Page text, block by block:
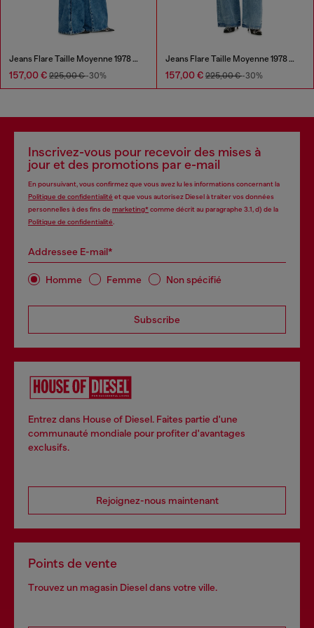
Jeans Flare Taille Moyenne 1978 D-Akemi
157,00 € 225,00 €-30%
Jeans Flare Taille Moyenne 1978 D-Akemi
157,00 € 225,00 €-30%
Inscrivez-vous pour recevoir des mises à
jour et des promotions par e-mail
En poursuivant, vous confirmez que vous avez lu les informations concernant la
Politique de confidentialité et que vous autorisez Diesel à traiter vos données
personnelles à des fins de marketing*comme décrit au paragraphe 3.1, d) de la
Politique de confidentialité.
Addressee E-mail*
Homme Femme Non spécifié
Subscribe
Entrez dans House of Diesel. Faites partie d'une
communauté mondiale pour profiter d'avantages
exclusifs.
Rejoignez-nous maintenant
Points de vente
Trouvez un magasin Diesel dans votre ville.